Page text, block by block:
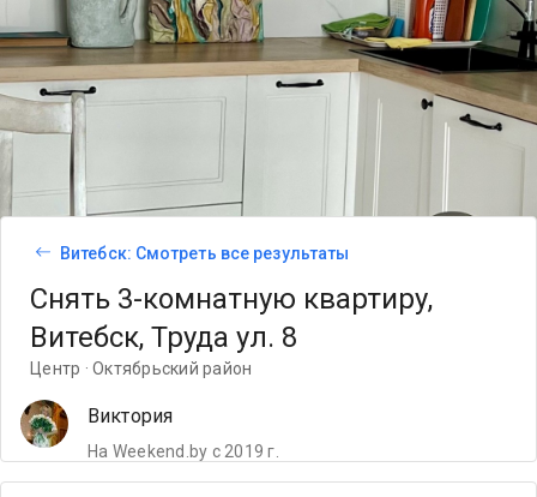
Витебск: Смотреть все результаты
Снять 3-комнатную квартиру,
Витебск, Труда ул. 8
Центр · Октябрьский район
Виктория
На Weekend.by с 2019 г.